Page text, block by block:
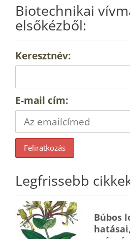
Biotechnikai
elsőkézből:
Keresztnév:
E-mail cím:
Legfrissebb
Búbos
hatásai,